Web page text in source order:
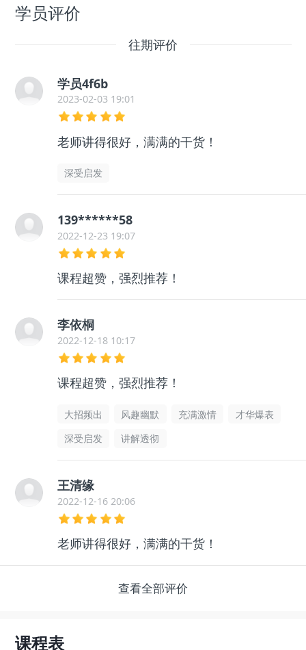
学员评价
往期评价
学员4f6b
2023-02-03 19:01
老师讲得很好，满满的干货！
深受启发
139******58
2022-12-23 19:07
课程超赞，强烈推荐！
李依桐
2022-12-18 10:17
课程超赞，强烈推荐！
大招频出 风趣幽默 充满激情
才华爆表
深受启发
讲解透彻
王清缘
2022-12-16 20:06
老师讲得很好，满满的干货！
查看全部评价
课程表